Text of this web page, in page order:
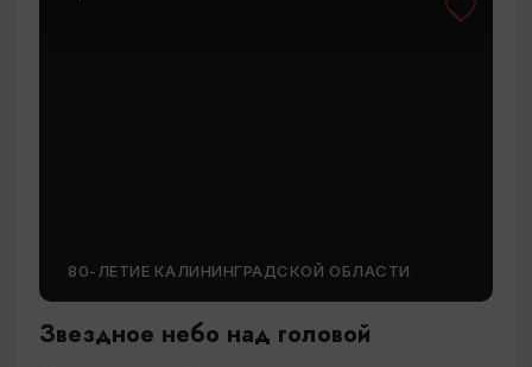
80-ЛЕТИЕ КАЛИНИНГРАДСКОЙ ОБЛАСТИ
Звездное небо над головой